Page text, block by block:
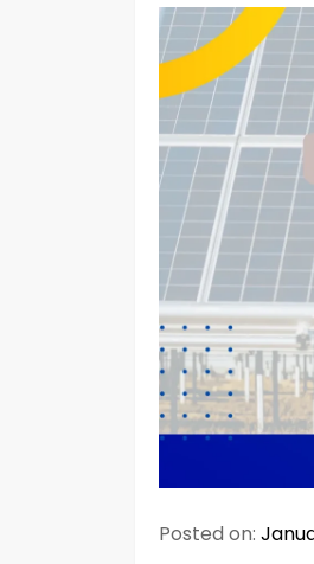
Posted on: